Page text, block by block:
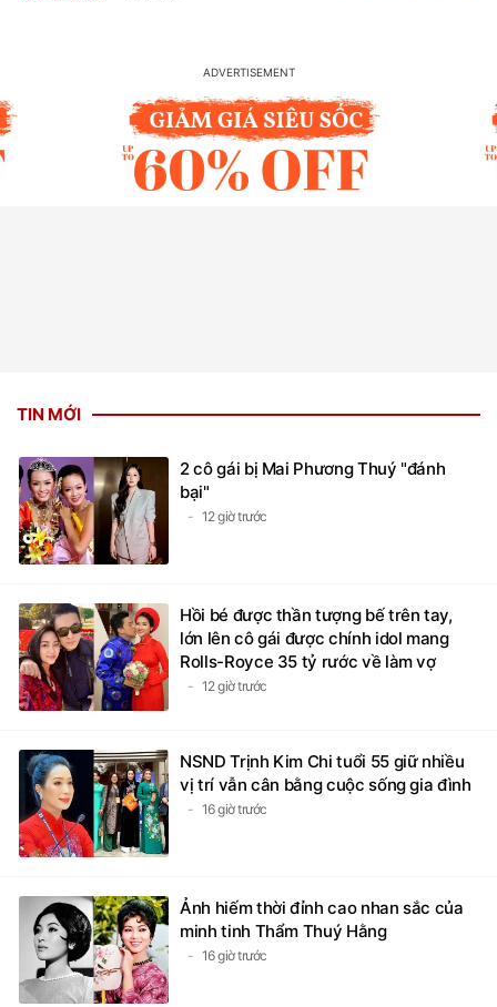
TIN MỚI
2 cô gái bị Mai Phương Thuý "đánh
bại"
12 giờ trước
Hồi bé được thần tượng bế trên tay,
lớn lên cô gái được chính idol mang
Rolls-Royce 35 tỷ rước về làm vợ
12 giờ trước
NSND Trịnh Kim Chi tuổi 55 giữ nhiều
vị trí vẫn cân bằng cuộc sống gia đình
16 giờ trước
Ảnh hiếm thời đỉnh cao nhan sắc của
minh tinh Thẩm Thuý Hằng
16 giờ trước